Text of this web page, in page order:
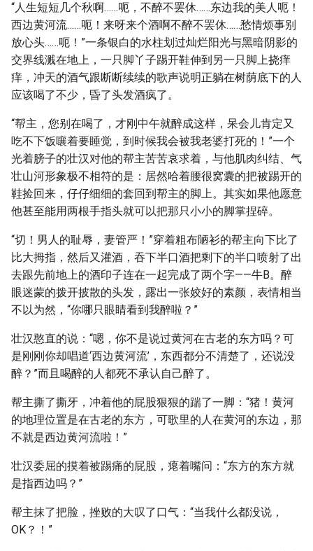
“人生短短几个秋啊……呃，不醉不罢休……东边我的美人呃！
西边黄河流……呃！来呀来个酒啊不醉不罢休……愁情烦事别
放心头……呃！”一条银白的水柱划过灿烂阳光与黑暗阴影的
交界线溅在地上，一只脚丫子踢开鞋伸到另一只脚上挠痒
痒，冲天的酒气跟断断续续的歌声说明正躺在树荫底下的人
应该喝了不少，昏了头发酒疯了。
“帮主，您别在喝了，才刚中午就醉成这样，呆会儿肯定又
吃不下饭嚷着要睡觉，到时候我会被我老婆打死的！”一个
光着膀子的壮汉对他的帮主苦苦哀求着，与他肌肉纠结、气
壮山河形象极不相符的是：居然哈着腰很窝囊的把被踢开的
鞋捡回来，仔仔细细的套回到帮主的脚上。其实如果他愿意
他甚至能用两根手指头就可以把那只小小的脚掌捏碎。
“切！男人的耻辱，妻管严！”穿着粗布陋衫的帮主向下比了
比大拇指，然后又灌酒，吞下半口酒把剩下的半口喷射了出
去跟先前地上的酒印子连在一起完成了两个字——牛B。醉
眼迷蒙的拨开披散的头发，露出一张姣好的素颜，表情相当
不以为然，“你哪只眼睛看到我醉啦？”
壮汉憨直的说：“嗯，你不是说过黄河在古老的东方吗？可
是刚刚你却唱道‘西边黄河流’，东西都分不清楚了，还说没
醉？”而且喝醉的人都死不承认自己醉了。
帮主撕了撕牙，冲着他的屁股狠狠的踹了一脚：“猪！黄河
的地理位置是在古老的东方，可歌里的人在黄河的东边，那
不就是西边黄河流啦！”
壮汉委屈的摸着被踢痛的屁股，瘪着嘴问：“东方的东方就
是指西边吗？”
帮主抹了把脸，挫败的大叹了口气：“当我什么都没说，
OK？！”